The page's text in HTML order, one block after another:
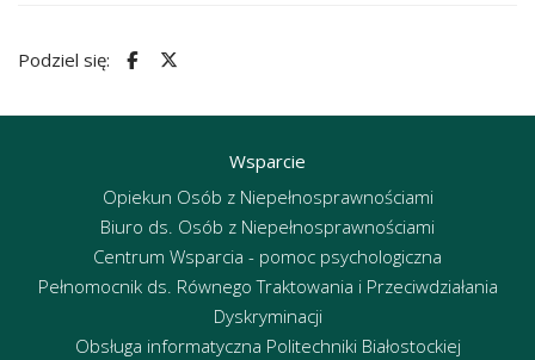
Podziel się:
Wsparcie
Opiekun Osób z Niepełnosprawnościami
Biuro ds. Osób z Niepełnosprawnościami
Centrum Wsparcia - pomoc psychologiczna
Pełnomocnik ds. Równego Traktowania i Przeciwdziałania
Dyskryminacji
Obsługa informatyczna Politechniki Białostockiej